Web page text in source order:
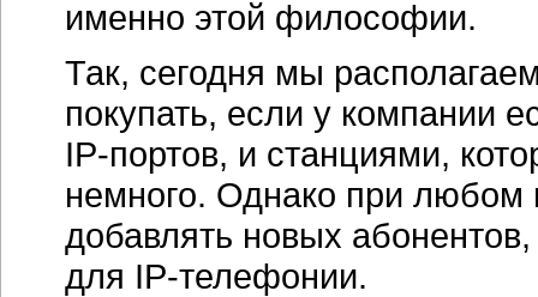
именно этой философии.
Так, сегодня мы
покупать, если у компании
IP-портов, и станциями,
немного. Однако при
добавлять новых
для IP-телефонии.